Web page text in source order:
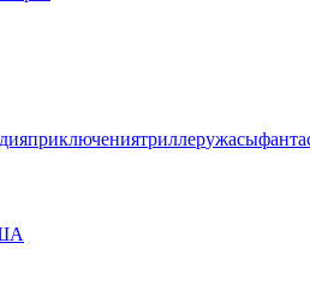
приключениятриллеружасы